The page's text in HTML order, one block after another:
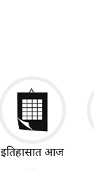
इतिहासात आज